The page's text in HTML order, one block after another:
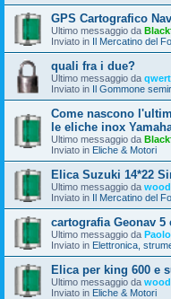
GPS Cartografico
Ultimo messaggio da
Inviato in Il Mercatino del
quali fra i due?
Ultimo messaggio da
Inviato in Il Gommone
Come nascono
le eliche inox
Ultimo messaggio da
Inviato in Eliche & Motori
Elica Suzuki 14*22
Ultimo messaggio da
Inviato in Il Mercatino del
cartografia Geonav 5
Ultimo messaggio da
Inviato in Elettronica,
Elica per king 600 e
Ultimo messaggio da
Inviato in Eliche & Motori